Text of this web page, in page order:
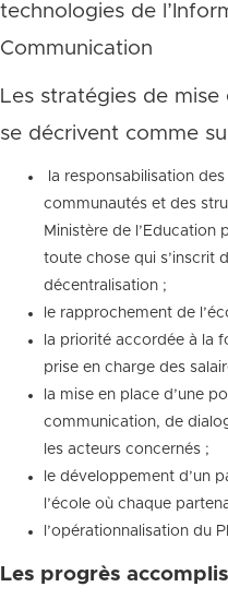
technologies de
Communication
Les stratégies de
se décrivent comme
la responsabilisation
communautés et des
Ministère de l’Education
toute chose qui s’inscrit
décentralisation ;
le rapprochement de
la priorité accordée à la
prise en charge des
la mise en place d’une
communication, de
les acteurs concernés ;
le développement d’un
l’école où chaque
l’opérationnalisation du
Les progrès